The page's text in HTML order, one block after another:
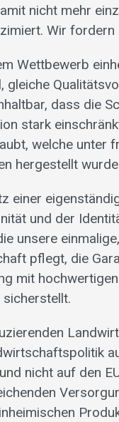
nicht mehr
Wir
Wettbewerb
gleiche
dass die
stark
welche unter
hergestellt
einer
und der
unsere
pflegt, die
mit
sicherstellt.
nicht auf den